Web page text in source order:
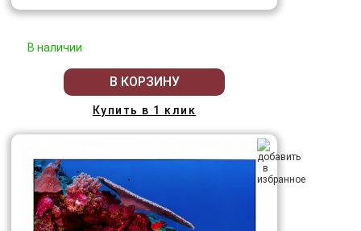
В наличии
В КОРЗИНУ
Купить в 1 клик